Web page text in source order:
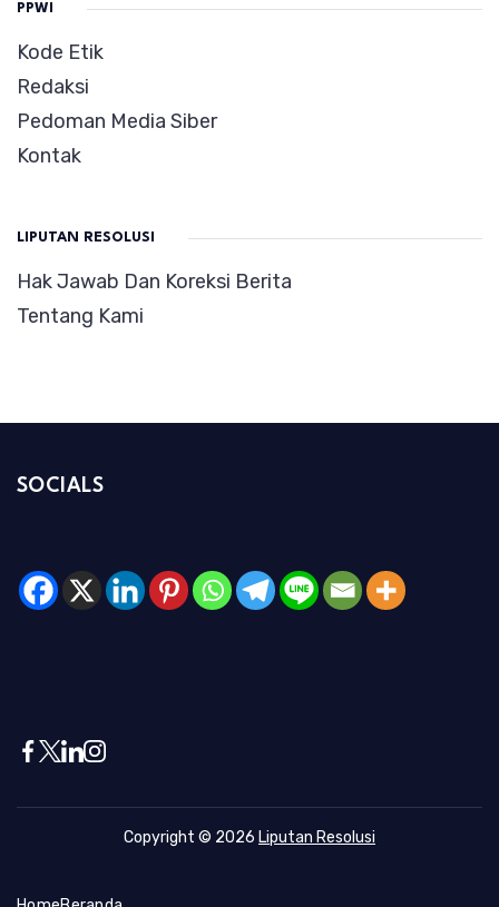
PPWI
Kode Etik
Redaksi
Pedoman Media Siber
Kontak
LIPUTAN RESOLUSI
Hak Jawab Dan Koreksi Berita
Tentang Kami
SOCIALS
Copyright © 2026 Liputan Resolusi